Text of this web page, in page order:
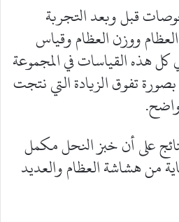
قبل وبعد التجربة
ووزن العظام وقياس
هذه القياسات في المجموعة
تفوق الزيادة التي نتجت
على أن خبز النحل مكمل
من هشاشة العظام والعديد